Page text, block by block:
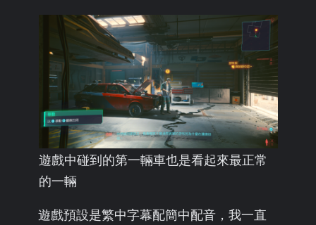
遊戲中碰到的第一輛車也是看起來最正常
的一輛
遊戲預設是繁中字幕配簡中配音，我一直